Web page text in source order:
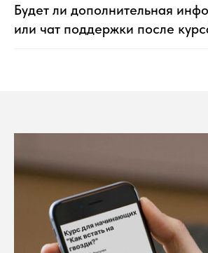
Будет ли дополнительная
или чат поддержки после